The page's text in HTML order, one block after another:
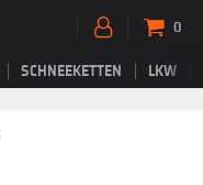
SCHNEEKETTEN LKW
0